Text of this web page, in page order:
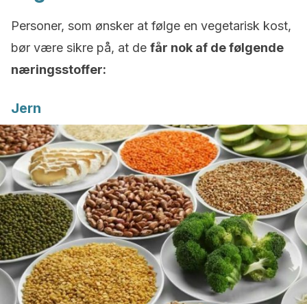
Personer, som ønsker at følge en vegetarisk kost,
bør være sikre på, at de får nok af de følgende
næringsstoffer:
Jern